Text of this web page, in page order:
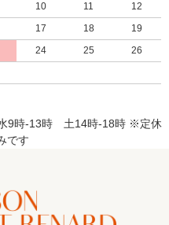
10 11
12
17 18
19
24 25
26
9時-13時 土14時-18時 ※定休
です